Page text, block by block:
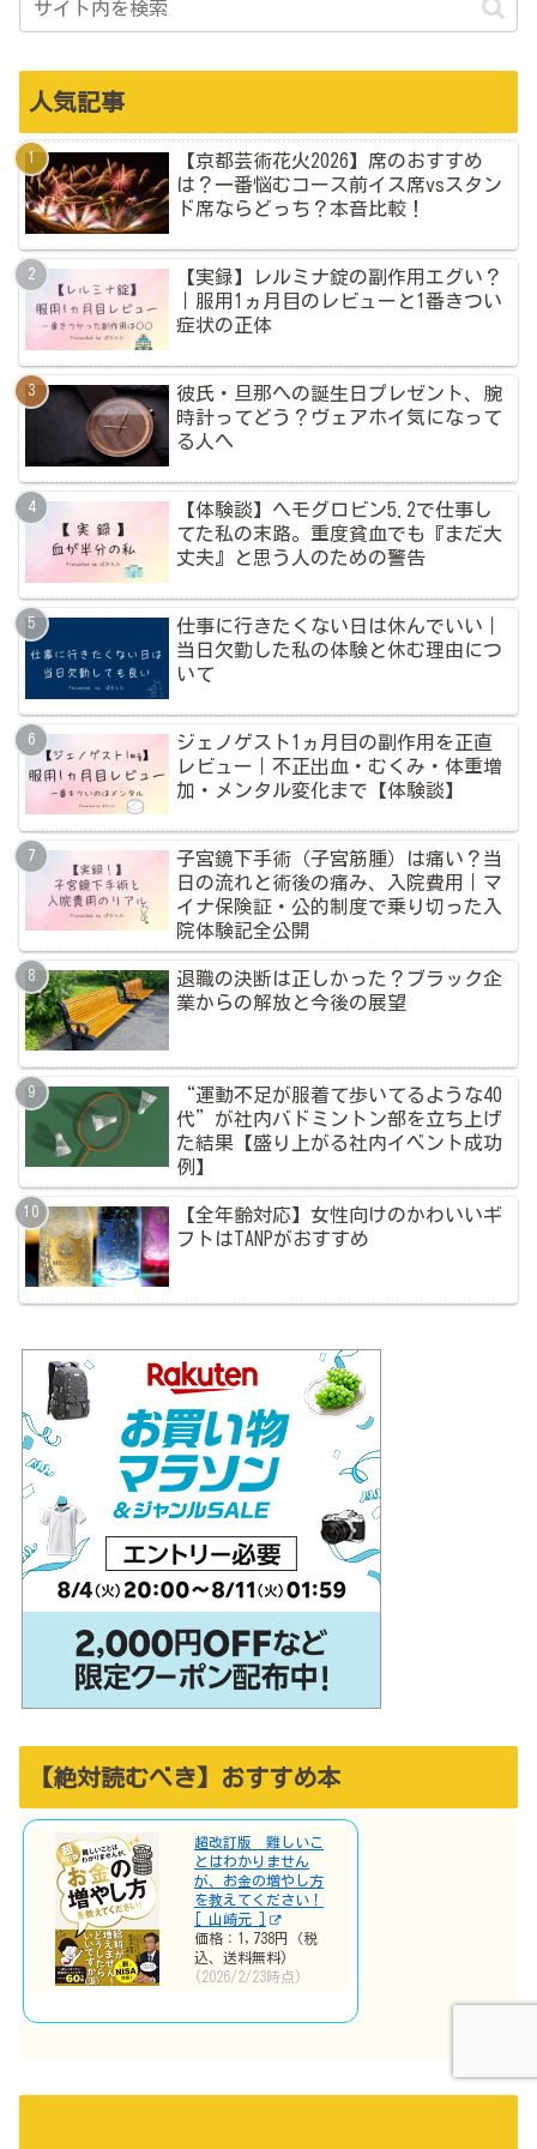
人気記事
【京都芸術花火2026】席のおすすめ
は？一番悩むコース前イス席vsスタン
ド席ならどっち？本音比較！
【実録】レルミナ錠の副作用エグい？
｜服用1ヵ月目のレビューと1番きつい
症状の正体
彼氏・旦那への誕生日プレゼント、腕
時計ってどう？ヴェアホイ気になって
る人へ
【体験談】ヘモグロビン5.2で仕事し
てた私の末路。重度貧血でも『まだ大
丈夫』と思う人のための警告
仕事に行きたくない日は休んでいい｜
当日欠勤した私の体験と休む理由につ
いて
ジェノゲスト1ヵ月目の副作用を正直
レビュー｜不正出血・むくみ・体重増
加・メンタル変化まで【体験談】
子宮鏡下手術（子宮筋腫）は痛い？当
日の流れと術後の痛み、入院費用｜マ
イナ保険証・公的制度で乗り切った入
院体験記全公開
退職の決断は正しかった？ブラック企
業からの解放と今後の展望
“運動不足が服着て歩いてるような40
代”が社内バドミントン部を立ち上げ
た結果【盛り上がる社内イベント成功
例】
【全年齢対応】女性向けのかわいいギ
フトはTANPがおすすめ
【絶対読むべき】おすすめ本
超改訂版 難しいこ
とはわかりません
が、お金の増やし方
を教えてください！
[ 山崎元 ]
価格：1,738円（税
込、送料無料)
(2026/2/23時点)